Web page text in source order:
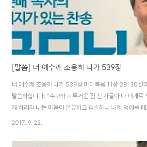
[말씀] 너 예수께 조용히 나가 539장
너 예수께 조용히 나가 539장 마태복음 11장 28-30절
말씀하십니다. “수고하고 무거운 짐 진 자들아 다 내게로
게 하리라 나는 마음이 온유하고 겸손하니 나의 멍에를
하면 너희 마음이 쉼을 얻으리니 이는 내 멍에는 쉽고 내
쉼을 얻으라고 말씀하십니다. 오늘 찬송에서 작사자는 주
2017. 9. 22.